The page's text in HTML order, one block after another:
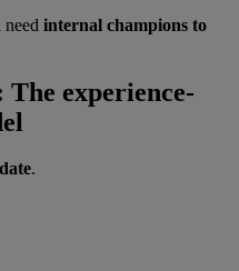
internal champions to
experience-
.